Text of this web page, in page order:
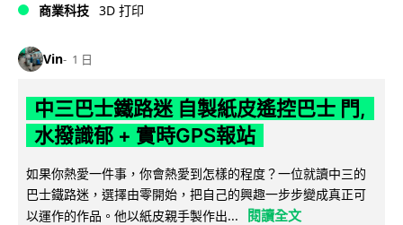
商業科技 3D 打印
Vin 1 日
中三巴士鐵路迷 自製紙皮遙控巴士 門,
水撥識郁 + 實時GPS報站
如果你熱愛一件事，你會熱愛到怎樣的程度？一位就讀中三的
巴士鐵路迷，選擇由零開始，把自己的興趣一步步變成真正可
以運作的作品。他以紙皮親手製作出...
閱讀全文